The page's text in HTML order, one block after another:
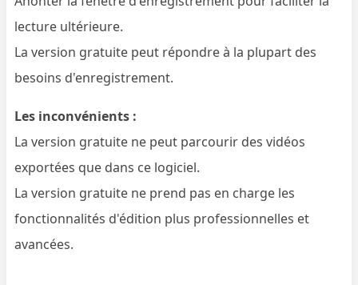
lecture ultérieure.
La version gratuite peut répondre à la plupart des
besoins d'enregistrement.
Les inconvénients :
La version gratuite ne peut parcourir des vidéos
exportées que dans ce logiciel.
La version gratuite ne prend pas en charge les
fonctionnalités d'édition plus professionnelles et
avancées.